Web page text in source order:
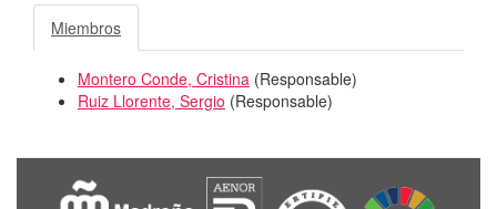
Miembros
Montero Conde, Cristina (Responsable)
Ruiz Llorente, Sergio (Responsable)